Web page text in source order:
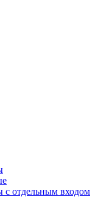
с отдельным входом